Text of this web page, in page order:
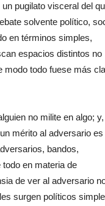
pugilato visceral del
solvente político,
en términos simples,
espacios distintos no
modo todo fuese más
no milite en algo;
mérito al adversario es
bandos,
en materia de
de ver al adversario
surgen políticos